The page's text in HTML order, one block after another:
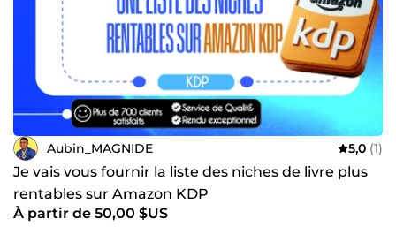
Aubin_MAGNIDE 5,0 (1)
Je vais vous fournir la liste des niches de livre plus
rentables sur Amazon KDP
À partir de 50,00 $US